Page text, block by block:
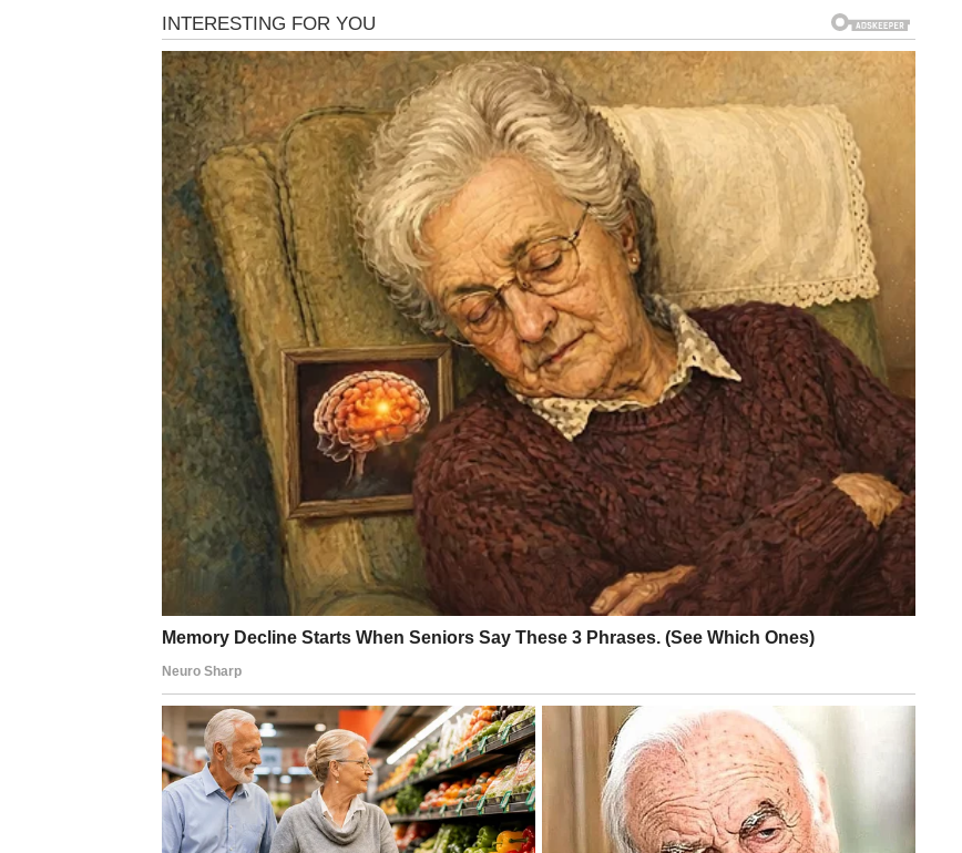
Prevencija: Više od lijekova
Iako medicina napreduje, najefikasniji pristup prevenciji demencijeje sveobuhvatan i uključuje više
aspekata svakodnevnog života. Ključne strategije uključuju:
Zdrava i uravnotežena ishranabogata antioksidansima i zdravim mastima,
Stalna mentalna stimulacija
Redovna fizička aktivnost
Kvalitetan san i smanjenje stresa
Omega-3: Hrana za mozak
Posebno se ističe značaj omega-3 masnih kiselina, koje igraju važnu ulogu u:
Očuvanju zdravlja nervnih ćelija,
Poboljšanju međusobne komunikacije neurona